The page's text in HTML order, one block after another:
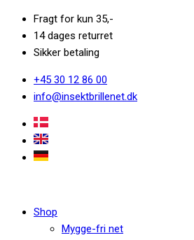
Fragt for kun 35,-
14 dages returret
Sikker betaling
+45 30 12 86 00
info@insektbrillenet.dk
Shop
Mygge-fri net